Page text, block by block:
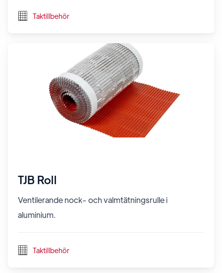
Taktillbehör
TJB Roll
Ventilerande nock- och valmtätningsrulle i
aluminium.
Taktillbehör